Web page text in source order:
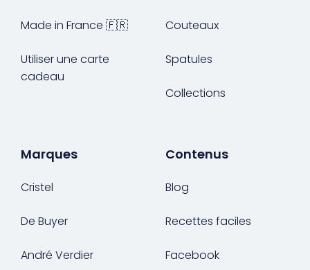
Made in France 🇫🇷
Utiliser une carte
cadeau
Couteaux
Spatules
Collections
Marques
Cristel
De Buyer
André Verdier
Contenus
Blog
Recettes faciles
Facebook